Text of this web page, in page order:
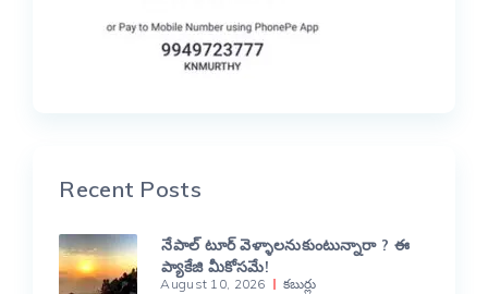
Recent Posts
నేపాల్ టూర్ వెళ్ళాలనుకుంటున్నారా ? ఈ
ప్యాకేజి మీకోసమే!
August 10, 2026 కబుర్లు